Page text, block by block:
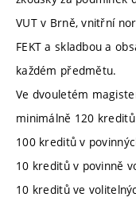
VUT v Brně, vnitřní
FEKT a skladbou a
každém předmětu.
Ve dvouletém
minimálně 120
100 kreditů v
10 kreditů v povinně
10 kreditů ve